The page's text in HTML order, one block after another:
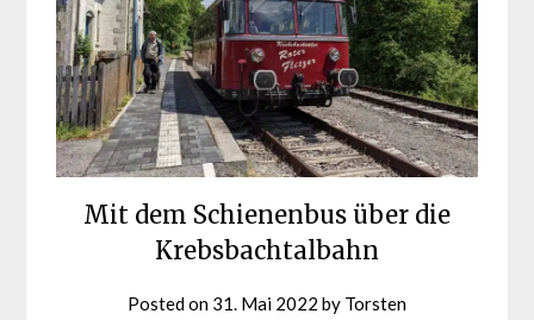
Mit dem Schienenbus über die
Krebsbachtalbahn
Posted on 31. Mai 2022 by Torsten